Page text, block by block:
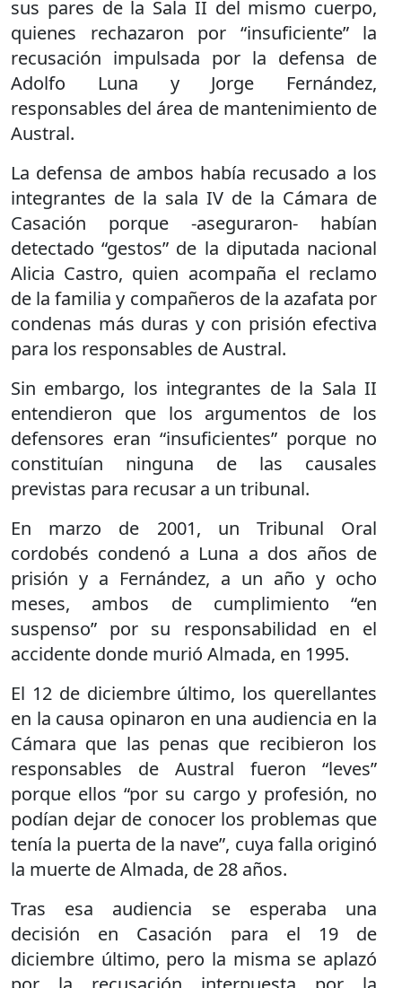
sus pares de la Sala II del mismo cuerpo,
quienes rechazaron por “insuficiente” la
recusación impulsada por la defensa de
Adolfo Luna y Jorge Fernández,
responsables del área de mantenimiento de
Austral.
La defensa de ambos había recusado a los
integrantes de la sala IV de la Cámara de
Casación porque -aseguraron- habían
detectado “gestos” de la diputada nacional
Alicia Castro, quien acompaña el reclamo
de la familia y compañeros de la azafata por
condenas más duras y con prisión efectiva
para los responsables de Austral.
Sin embargo, los integrantes de la Sala II
entendieron que los argumentos de los
defensores eran “insuficientes” porque no
constituían ninguna de las causales
previstas para recusar a un tribunal.
En marzo de 2001, un Tribunal Oral
cordobés condenó a Luna a dos años de
prisión y a Fernández, a un año y ocho
meses, ambos de cumplimiento “en
suspenso” por su responsabilidad en el
accidente donde murió Almada, en 1995.
El 12 de diciembre último, los querellantes
en la causa opinaron en una audiencia en la
Cámara que las penas que recibieron los
responsables de Austral fueron “leves”
porque ellos “por su cargo y profesión, no
podían dejar de conocer los problemas que
tenía la puerta de la nave”, cuya falla originó
la muerte de Almada, de 28 años.
Tras esa audiencia se esperaba una
decisión en Casación para el 19 de
diciembre último, pero la misma se aplazó